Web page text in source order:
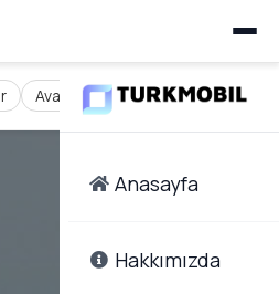
Anasayfa
Hakkımızda
Avantajlar İletişim